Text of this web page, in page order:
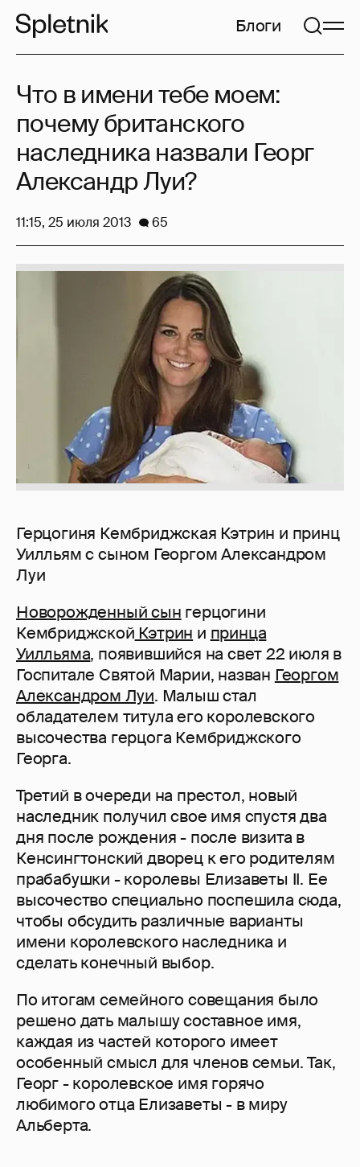
Блоги
Герцогиня Кембриджская Кэтрин и принц
Уилльям с сыном Георгом Александром
Луи
Новорожденный сын герцогини
Кембриджской Кэтрин и принца
Уилльяма, появившийся на свет 22 июля в
Госпитале Святой Марии, назван Георгом
Александром Луи. Малыш стал
обладателем титула его королевского
высочества герцога Кембриджского
Георга.
Третий в очереди на престол, новый
наследник получил свое имя спустя два
дня после рождения - после визита в
Кенсингтонский дворец к его родителям
прабабушки - королевы Елизаветы II. Ее
высочество специально поспешила сюда,
чтобы обсудить различные варианты
имени королевского наследника и
сделать конечный выбор.
По итогам семейного совещания было
решено дать малышу составное имя,
каждая из частей которого имеет
особенный смысл для членов семьи. Так,
Георг - королевское имя горячо
любимого отца Елизаветы - в миру
Альберта.
Что в имени тебе моем:
почему британского
наследника назвали Георг
Александр Луи?
11:15, 25 июля 2013 65